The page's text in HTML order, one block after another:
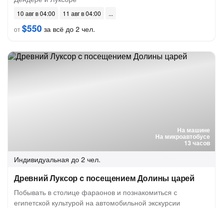
10 авг в 04:00
11 авг в 04:00
от$550 за всё до 2 чел.
На машине
На микроавтобусе
13 часов
Индивидуальная до 2 чел.
Древний Луксор c посещением Долины царей
Побывать в столице фараонов и познакомиться с
египетской культурой на автомобильной экскурсии